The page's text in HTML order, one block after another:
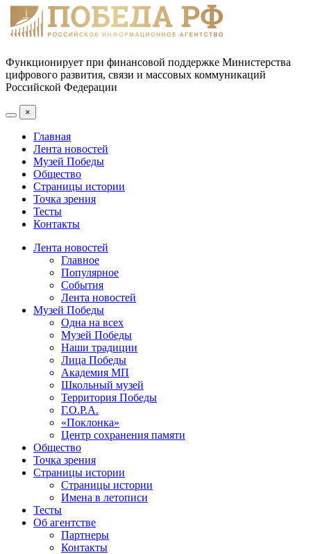
Функционирует при финансовой поддержке Министерства
цифрового развития, связи и массовых коммуникаций
Российской Федерации
×
Главная
Лента новостей
Музей Победы
Общество
Страницы истории
Точка зрения
Тесты
Контакты
Лента новостей
Главное
Популярное
События
Лента новостей
Музей Победы
Одна на всех
Музей Победы
Наши традиции
Лица Победы
Академия МП
Школьный музей
Территория Победы
Г.О.Р.А.
«Поклонка»
Центр сохранения памяти
Общество
Точка зрения
Страницы истории
Страницы истории
Имена в летописи
Тесты
Об агентстве
Партнеры
Контакты